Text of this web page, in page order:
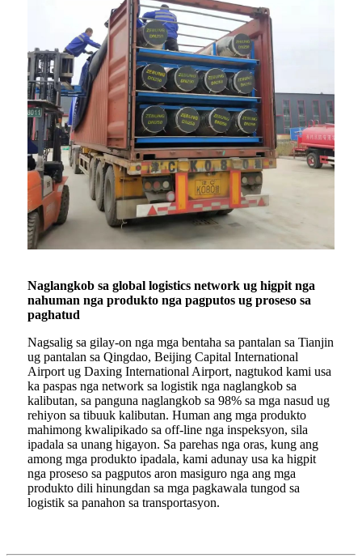
Naglangkob sa global logistics network ug higpit nga
nahuman nga produkto nga pagputos ug proseso sa
paghatud
Nagsalig sa gilay-on nga mga bentaha sa pantalan sa Tianjin
ug pantalan sa Qingdao, Beijing Capital International
Airport ug Daxing International Airport, nagtukod kami usa
ka paspas nga network sa logistik nga naglangkob sa
kalibutan, sa panguna naglangkob sa 98% sa mga nasud ug
rehiyon sa tibuuk kalibutan. Human ang mga produkto
mahimong kwalipikado sa off-line nga inspeksyon, sila
ipadala sa unang higayon. Sa parehas nga oras, kung ang
among mga produkto ipadala, kami adunay usa ka higpit
nga proseso sa pagputos aron masiguro nga ang mga
produkto dili hinungdan sa mga pagkawala tungod sa
logistik sa panahon sa transportasyon.